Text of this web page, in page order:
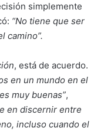
simplemente
“No tiene que ser
camino”.
, está de acuerdo.
en un mundo en el
muy buenas”,
en discernir entre
incluso cuando el